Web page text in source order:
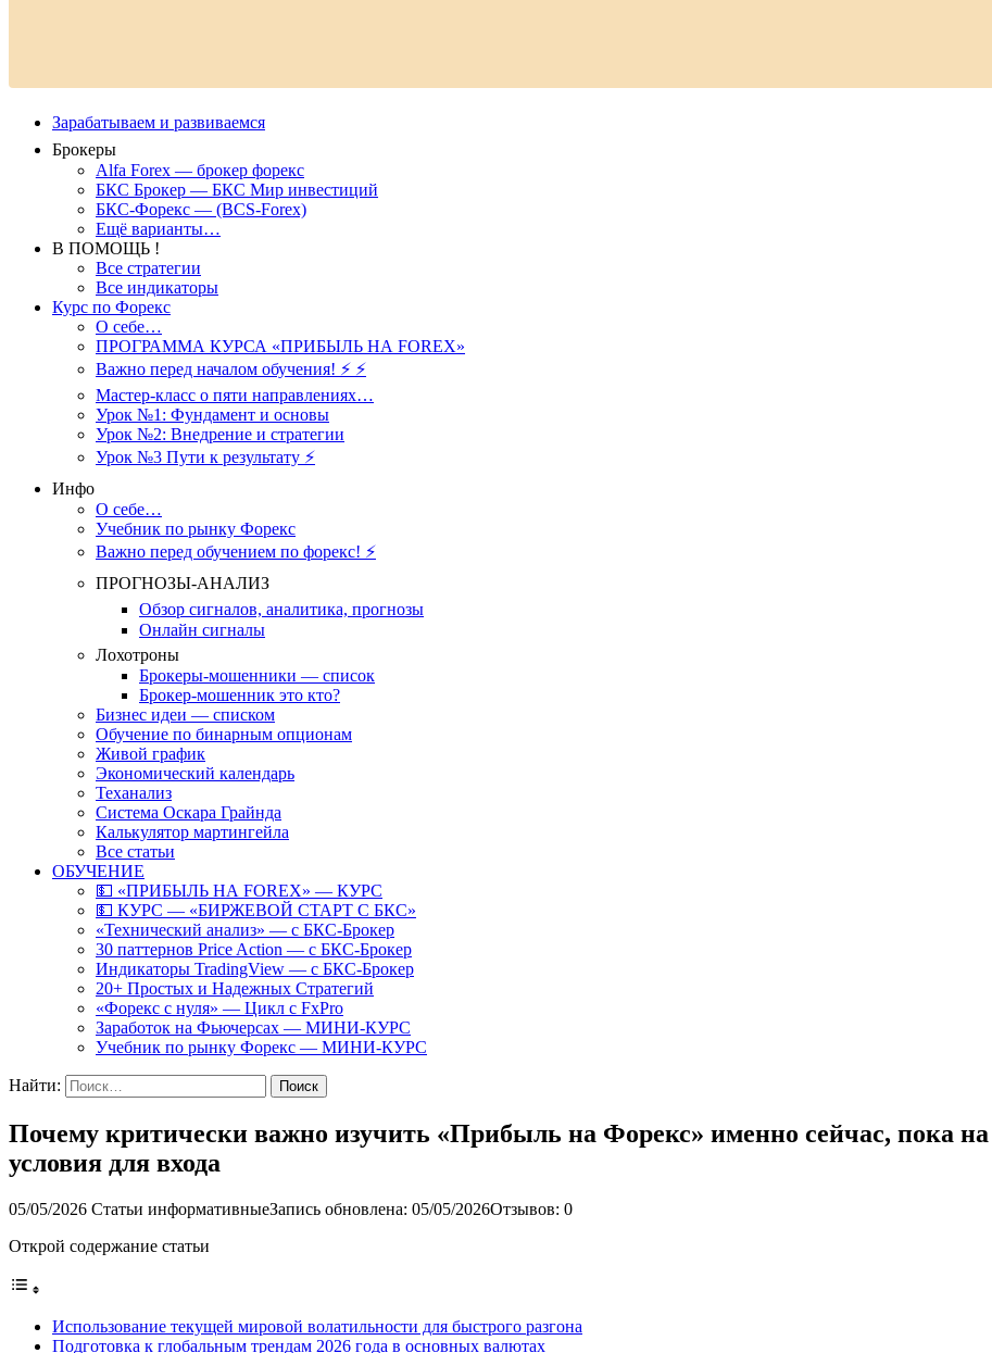
Зарабатываем и развиваемся
Брокеры
Alfa Forex — брокер форекс
БКС Брокер — БКС Мир инвестиций
БКС-Форекс — (BCS-Forex)
Ещё варианты…
В ПОМОЩЬ !
Все стратегии
Все индикаторы
Курс по Форекс
О себе…
ПРОГРАММА КУРСА «ПРИБЫЛЬ НА FOREX»
Важно перед началом обучения! ⚡ ⚡
Мастер-класс о пяти направлениях…
Урок №1: Фундамент и основы
Урок №2: Внедрение и стратегии
Урок №3 Пути к результату ⚡️
Инфо
О себе…
Учебник по рынку Форекс
Важно перед обучением по форекс! ⚡
ПРОГНОЗЫ-АНАЛИЗ
Обзор сигналов, аналитика, прогнозы
Онлайн сигналы
Лохотроны
Брокеры-мошенники — список
Брокер-мошенник это кто?
Бизнес идеи — списком
Обучение по бинарным опционам
Живой график
Экономический календарь
Теханализ
Система Оскара Грайнда
Калькулятор мартингейла
Все статьи
ОБУЧЕНИЕ
💵 «ПРИБЫЛЬ НА FOREX» — КУРС
💵 КУРС — «БИРЖЕВОЙ СТАРТ С БКС»
«Технический анализ» — с БКС-Брокер
30 паттернов Price Action — с БКС-Брокер
Индикаторы TradingView — с БКС-Брокер
20+ Простых и Надежных Стратегий
«Форекс с нуля» — Цикл с FxPro
Заработок на Фьючерсах — МИНИ-КУРС
Учебник по рынку Форекс — МИНИ-КУРС
Найти:
Почему критически важно изучить «Прибыль на Форекс» именно сейчас, пока
условия для входа
05/05/2026 Статьи информативныеЗапись обновлена: 05/05/2026Отзывов: 0
Открой содержание статьи
Использование текущей мировой волатильности для быстрого разгона
Подготовка к глобальным трендам 2026 года в основных валютах